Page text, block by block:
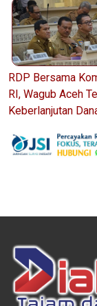
RDP Bersama
RI, Wagub Aceh
Keberlanjutan